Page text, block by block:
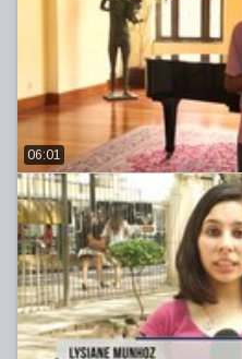
06:01